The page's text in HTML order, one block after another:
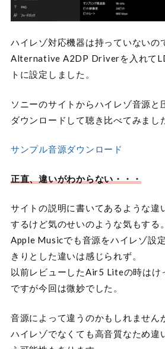
ハイレゾ対応機器は持っていないの
Alternative A2DP Driverを入れて
トに設定しました。
ソニーのサイトからハイレゾ音源と
ダウンロードして聴き比べてみまし
サンプル音源ダウンロード
正直、違いがわからない・・・
サイトの説明に書いてあるような違
するけど気のせいのような気もする。
Apple Musicでも音源をハイレゾ設
きりとした違いは感じられず。
以前レビューしたAir5 Liteの時はけ
ですが今回は微妙でした。
音源によって違うのかもしれませ
ハイレゾでなくても高音質なため違